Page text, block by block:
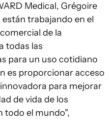
Medical, Grégoire
trabajando en el
de la
todas las
para un uso cotidiano
es proporcionar acceso
para mejorar
de vida de los
todo el mundo",